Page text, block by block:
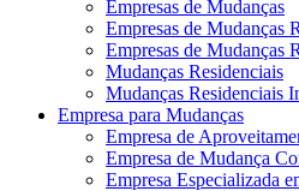
Empresas de Mudanças
Empresas de Mudanças
Empresas de Mudanças
Mudanças Residenciais
Mudanças Residenciais
Empresa para Mudanças
Empresa de
Empresa de Mudança
Empresa Especializada